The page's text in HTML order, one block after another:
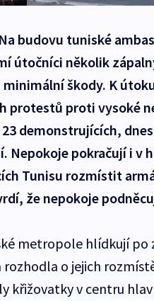
budovu tuniské
útočníci několik
škody. K
protestů proti vysoké
demonstrujících,
Nepokoje pokračují i v
Tunisu rozmístit
že nepokoje
metropole hlídkují po
rozhodla o jejich
křižovatky v centru